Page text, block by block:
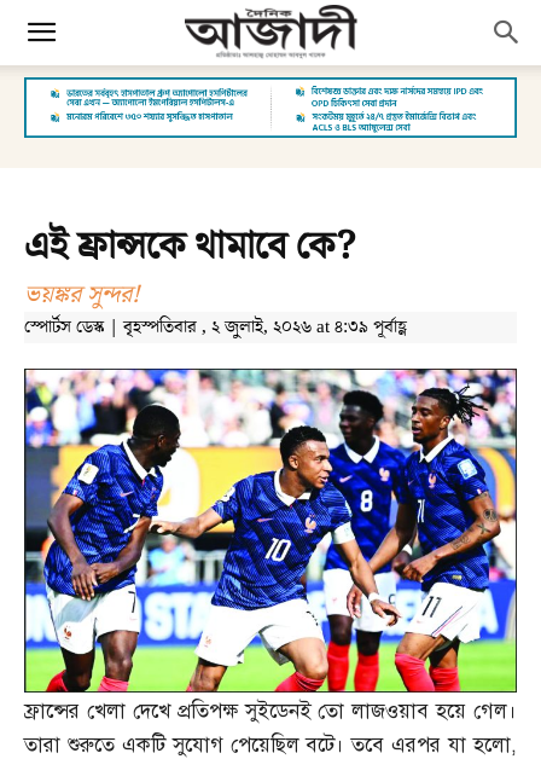
এই ফ্রান্সকে থামাবে কে?
ভয়ঙ্কর সুন্দর!
স্পোর্টস ডেস্ক | বৃহস্পতিবার , ২ জুলাই, ২০২৬ at ৪:৩৯ পূর্বাহ্ণ
ফ্রান্সের খেলা দেখে প্রতিপক্ষ সুইডেনই তো লাজওয়াব হয়ে গেল।
তারা শুরুতে একটি সুযোগ পেয়েছিল বটে। তবে এরপর যা হলো,